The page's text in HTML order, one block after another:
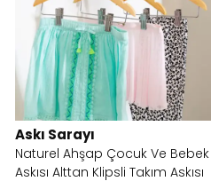
Askı Sarayı
Naturel Ahşap Çocuk Ve Bebek
Askısı Alttan Klipsli Takım Askısı